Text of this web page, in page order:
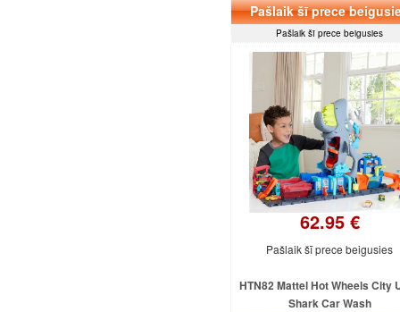
Pašlaik šī prece
Pašlaik šī prece beigusies
62.95 €
Pašlaik šī prece beigusies
HTN82 Mattel Hot Wheels City
Shark Car Wash